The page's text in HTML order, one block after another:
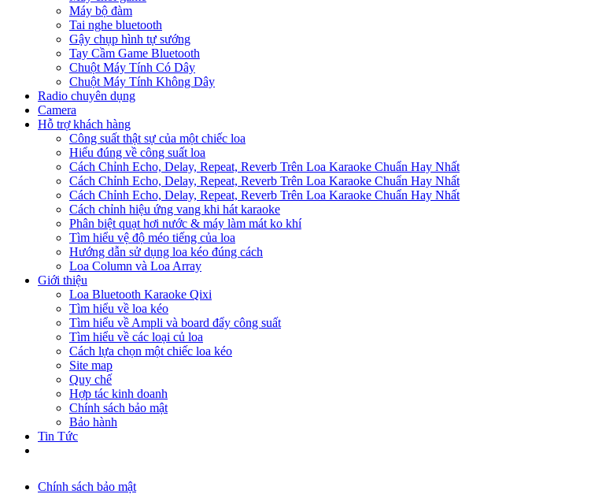
Máy bộ đàm
Tai nghe bluetooth
Gậy chụp hình tự sướng
Tay Cầm Game Bluetooth
Chuột Máy Tính Có Dây
Chuột Máy Tính Không Dây
Radio chuyên dụng
Camera
Hỗ trợ khách hàng
Công suất thật sự của một chiếc loa
Hiểu đúng về công suất loa
Cách Chỉnh Echo, Delay, Repeat, Reverb Trên Loa Karaoke Chuẩn Hay Nhất
Cách Chỉnh Echo, Delay, Repeat, Reverb Trên Loa Karaoke Chuẩn Hay Nhất
Cách Chỉnh Echo, Delay, Repeat, Reverb Trên Loa Karaoke Chuẩn Hay Nhất
Cách chỉnh hiệu ứng vang khi hát karaoke
Phân biệt quạt hơi nước & máy làm mát ko khí
Tìm hiểu vệ độ méo tiếng của loa
Hướng dẫn sử dụng loa kéo đúng cách
Loa Column và Loa Array
Giới thiệu
Loa Bluetooth Karaoke Qixi
Tìm hiểu về loa kéo
Tìm hiểu về Ampli và board đẩy công suất
Tìm hiểu về các loại củ loa
Cách lựa chọn một chiếc loa kéo
Site map
Quy chế
Hợp tác kinh doanh
Chính sách bảo mật
Bảo hành
Tin Tức
Chính sách bảo mật